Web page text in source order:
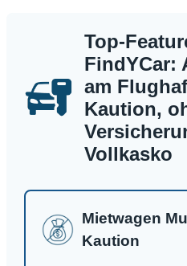
Top-
FindYCar:
am
Kaution,
Vollkasko
Mietwagen
Kaution